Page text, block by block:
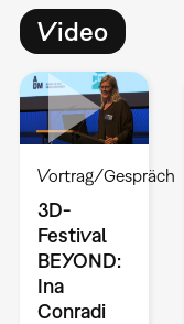
Video
Vortrag/Gespräch
3D-
Festival
BEYOND:
Ina
Conradi